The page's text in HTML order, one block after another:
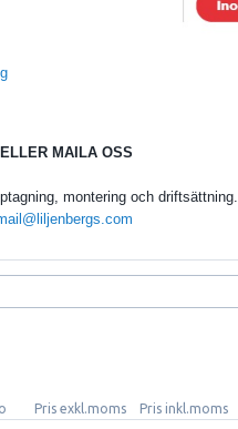
MAILA OSS
montering och driftsättning.
Pris exkl.moms Pris inkl.moms